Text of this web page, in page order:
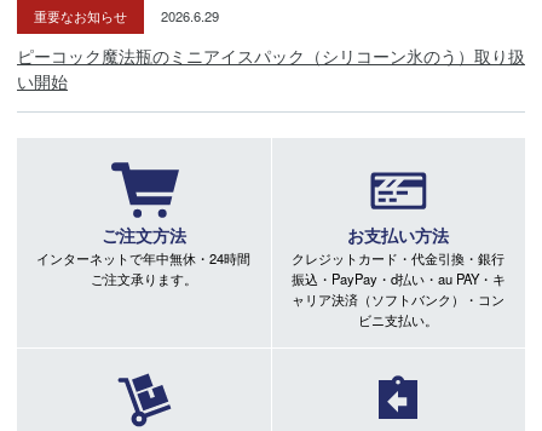
重要なお知らせ 2026.6.29
ピーコック魔法瓶のミニアイスパック（シリコーン氷のう）取り扱
い開始
ご注文方法
インターネットで年中無休・24時間
ご注文承ります。
お支払い方法
クレジットカード・代金引換・銀行
振込・PayPay・d払い・au PAY・キ
ャリア決済（ソフトバンク）・コン
ビニ支払い。